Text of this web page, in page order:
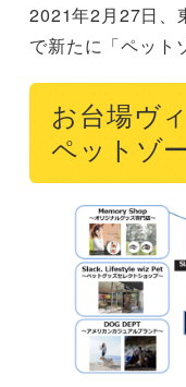
2021年2月27日、
で新たに「ペット
お台場ヴ
ペットゾ